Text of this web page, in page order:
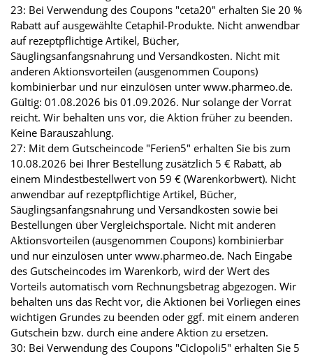
23: Bei Verwendung des Coupons "ceta20" erhalten Sie 20 %
Rabatt auf ausgewählte Cetaphil-Produkte. Nicht anwendbar
auf rezeptpflichtige Artikel, Bücher,
Säuglingsanfangsnahrung und Versandkosten. Nicht mit
anderen Aktionsvorteilen (ausgenommen Coupons)
kombinierbar und nur einzulösen unter www.pharmeo.de.
Gültig: 01.08.2026 bis 01.09.2026. Nur solange der Vorrat
reicht. Wir behalten uns vor, die Aktion früher zu beenden.
Keine Barauszahlung.
27: Mit dem Gutscheincode "Ferien5" erhalten Sie bis zum
10.08.2026 bei Ihrer Bestellung zusätzlich 5 € Rabatt, ab
einem Mindestbestellwert von 59 € (Warenkorbwert). Nicht
anwendbar auf rezeptpflichtige Artikel, Bücher,
Säuglingsanfangsnahrung und Versandkosten sowie bei
Bestellungen über Vergleichsportale. Nicht mit anderen
Aktionsvorteilen (ausgenommen Coupons) kombinierbar
und nur einzulösen unter www.pharmeo.de. Nach Eingabe
des Gutscheincodes im Warenkorb, wird der Wert des
Vorteils automatisch vom Rechnungsbetrag abgezogen. Wir
behalten uns das Recht vor, die Aktionen bei Vorliegen eines
wichtigen Grundes zu beenden oder ggf. mit einem anderen
Gutschein bzw. durch eine andere Aktion zu ersetzen.
30: Bei Verwendung des Coupons "Ciclopoli5" erhalten Sie 5